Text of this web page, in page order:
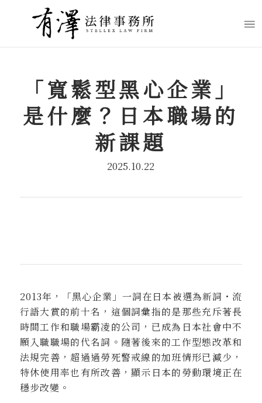
「寬鬆型黑心企業」
是什麼？日本職場的
新課題
2025.10.22
2013年，「黑心企業」一詞在日本被選為新詞・流
行語大賞的前十名，這個詞彙指的是那些充斥著長
時間工作和職場霸凌的公司，已成為日本社會中不
願入職職場的代名詞。隨著後來的工作型態改革和
法規完善，超過過勞死警戒線的加班情形已減少，
特休使用率也有所改善，顯示日本的勞動環境正在
穩步改變。